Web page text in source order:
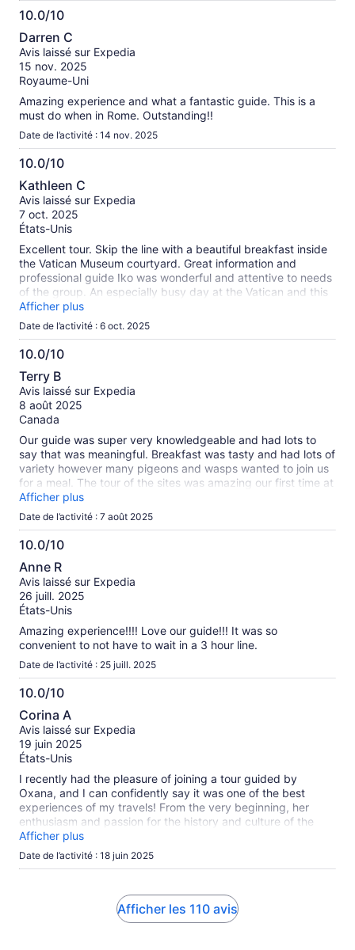
10.0/10
10.0
sur
10
Darren C
Avis laissé sur Expedia
15 nov. 2025
Royaume-Uni
Amazing experience and what a fantastic guide. This is a
must do when in Rome. Outstanding!!
Date de l’activité : 14 nov. 2025
10.0/10
10.0
sur
10
Kathleen C
Avis laissé sur Expedia
7 oct. 2025
États-Unis
Excellent tour. Skip the line with a beautiful breakfast inside
the Vatican Museum courtyard. Great information and
professional guide Iko was wonderful and attentive to needs
of the group. An especially busy day at the Vatican and this
tour saved us hours and hours of time that would have been
spent waiting in line! Thank you ver much! Highly
Afficher plus
Date de l’activité : 6 oct. 2025
10.0/10
10.0
sur
10
Terry B
Avis laissé sur Expedia
8 août 2025
Canada
Our guide was super very knowledgeable and had lots to
say that was meaningful. Breakfast was tasty and had lots of
variety however many pigeons and wasps wanted to join us
for a meal. The tour of the sites was amazing our first time at
the Vatican.
Afficher plus
Date de l’activité : 7 août 2025
10.0/10
10.0
sur
10
Anne R
Avis laissé sur Expedia
26 juill. 2025
États-Unis
Amazing experience!!!! Love our guide!!! It was so
convenient to not have to wait in a 3 hour line.
Date de l’activité : 25 juill. 2025
10.0/10
10.0
sur
10
Corina A
Avis laissé sur Expedia
19 juin 2025
États-Unis
I recently had the pleasure of joining a tour guided by
Oxana, and I can confidently say it was one of the best
experiences of my travels! From the very beginning, her
enthusiasm and passion for the history and culture of the
area were evident. Oxana has an incredible ability to bring
the stories of the past to life, making each site we visited not
just informative but also engaging and memorable. Her
she took the time to answer all our questions, no matter how
detailed. Beyond just facts and figures, Oxana shared
personal anecdotes and local insights that added a unique
Afficher plus
Date de l’activité : 18 juin 2025
Afficher les 110 avis